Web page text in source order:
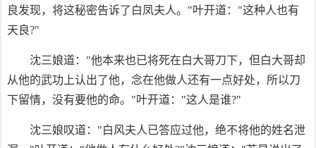
良发现，将这秘密告诉了白凤夫人。"叶开道："这种人也有
天良?"
沈三娘道："他本来也已将死在白大哥刀下，但白大哥却
从他的武功上认出了他，念在他做人还有一点好处，所以刀
下留情，没有要他的命。"叶开道："这人是谁?"
沈三娘叹道："白风夫人已答应过他，绝不将他的姓名泄